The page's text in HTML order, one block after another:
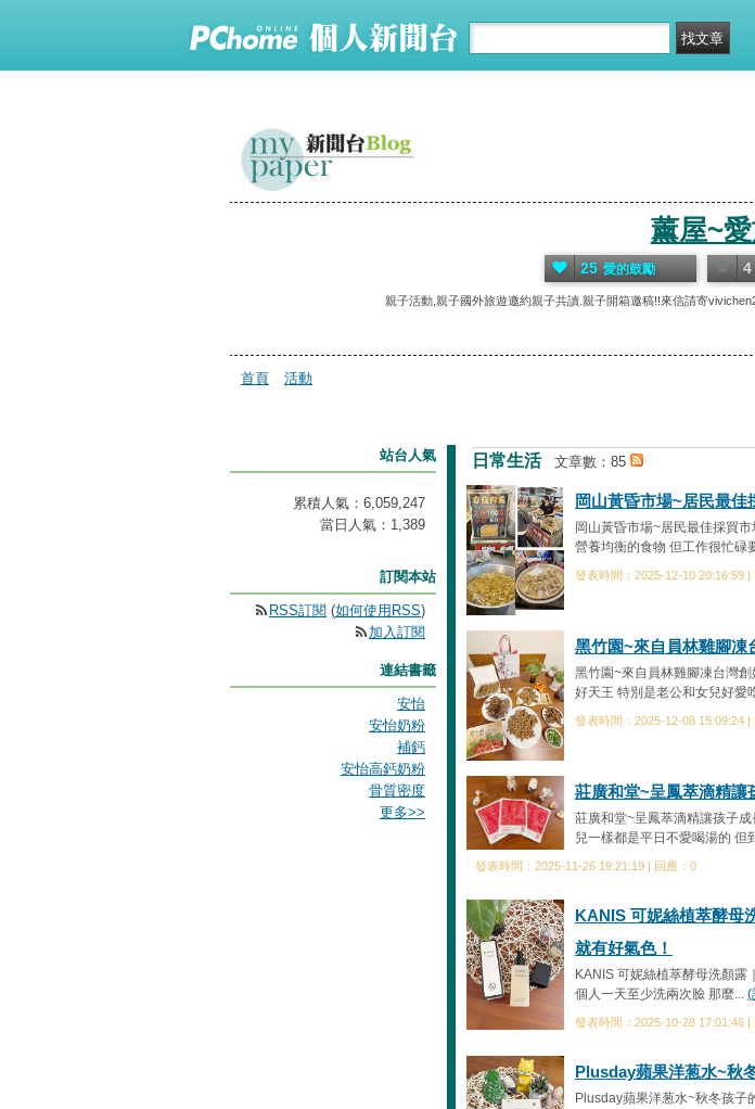
薰屋~
親子活動,親子國外旅遊邀約親子共讀.親子開箱邀稿!!來信請寄
25 愛的鼓勵 4
首頁 活動
日常生活 文章數：85
岡山黃昏市場~居民最佳
岡山黃昏市場~居民最佳採買
營養均衡的食物 但工作很忙碌
發表時間：2025-12-10 20:16:59 |
黑竹園~來自員林雞腳凍
黑竹園~來自員林雞腳凍台灣
好天王 特別是老公和女兒好愛
發表時間：2025-12-08 15:09:24 |
莊廣和堂~呈鳳萃滴精讓
莊廣和堂~呈鳳萃滴精讓孩子
兒一樣都是平日不愛喝湯的 但
發表時間：2025-11-26 19:21:19 | 回應：0
KANIS 可妮絲植萃酵母
就有好氣色！
KANIS 可妮絲植萃酵母洗顏
個人一天至少洗兩次臉 那麼... (
發表時間：2025-10-28 17:01:46 |
Plusday蘋果洋葱水~秋
Plusday蘋果洋葱水~秋冬孩子
站台人氣
累積人氣： 6,059,247
當日人氣： 1,389
訂閱本站
RSS訂閱 (如何使用RSS)
加入訂閱
連結書籤
安怡
安怡奶粉
補鈣
安怡高鈣奶粉​
骨質密度​
更多>>